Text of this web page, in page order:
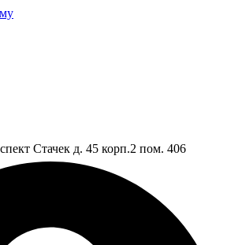
Стачек д. 45 корп.2 пом. 406